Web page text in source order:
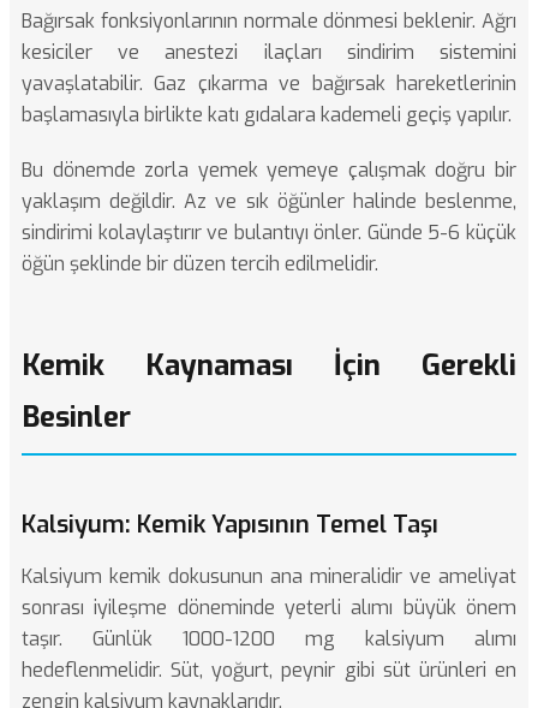
Bağırsak fonksiyonlarının normale dönmesi beklenir. Ağrı
kesiciler ve anestezi ilaçları sindirim sistemini
yavaşlatabilir. Gaz çıkarma ve bağırsak hareketlerinin
başlamasıyla birlikte katı gıdalara kademeli geçiş yapılır.
Bu dönemde zorla yemek yemeye çalışmak doğru bir
yaklaşım değildir. Az ve sık öğünler halinde beslenme,
sindirimi kolaylaştırır ve bulantıyı önler. Günde 5-6 küçük
öğün şeklinde bir düzen tercih edilmelidir.
Kemik Kaynaması İçin Gerekli
Besinler
Kalsiyum: Kemik Yapısının Temel Taşı
Kalsiyum kemik dokusunun ana mineralidir ve ameliyat
sonrası iyileşme döneminde yeterli alımı büyük önem
taşır. Günlük 1000-1200 mg kalsiyum alımı
hedeflenmelidir. Süt, yoğurt, peynir gibi süt ürünleri en
zengin kalsiyum kaynaklarıdır.